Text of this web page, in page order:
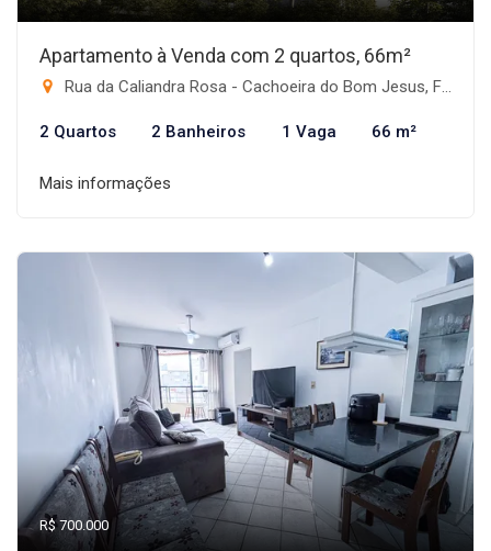
Apartamento à Venda com 2 quartos, 66m²
Rua da Caliandra Rosa - Cachoeira do Bom Jesus, Florianópolis-SC
2 Quartos 2 Banheiros 1 Vaga 66 m²
Mais informações
R$ 700.000